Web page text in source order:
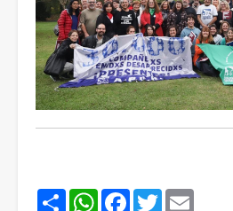
ShareWhatsApp
Facebook
Twitter